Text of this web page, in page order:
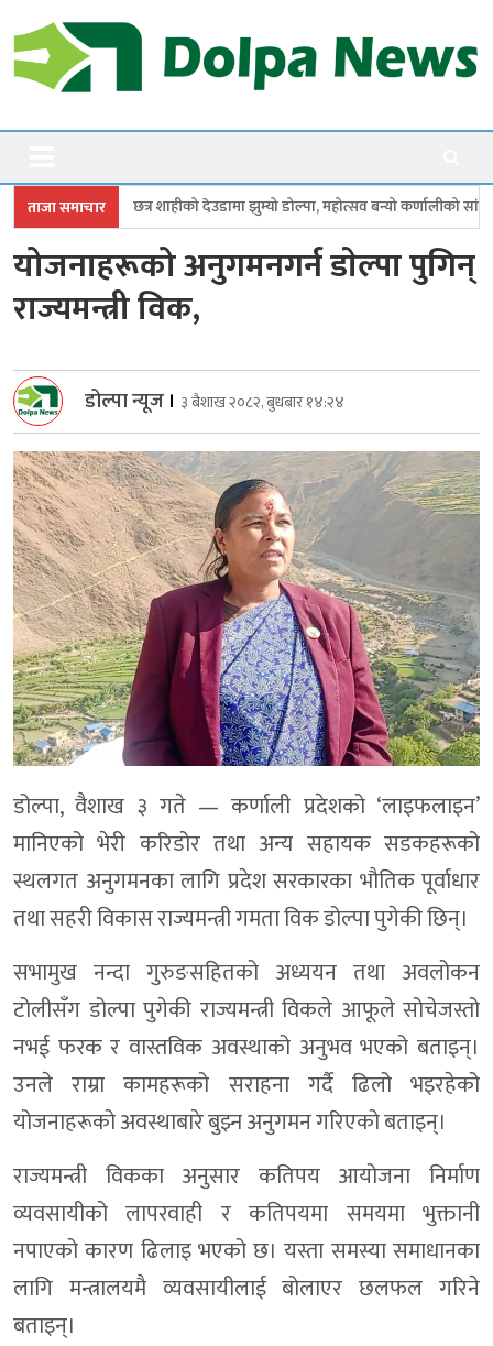
to
content
Dolpanews
ताजा समाचार
देउडामा झुम्यो डोल्पा, महोत्सव बन्यो कर्णालीको सांगीतिक उत्सव
योजनाहरूको अनुगमनगर्न डाेल्पा पुगिन्
राज्यमन्त्री विक,
डोल्पा न्यूज । ३ बैशाख २०८२, बुधबार १४:२४
डोल्पा, वैशाख ३ गते — कर्णाली प्रदेशको ‘लाइफलाइन’
मानिएको भेरी करिडोर तथा अन्य सहायक सडकहरूको
स्थलगत अनुगमनका लागि प्रदेश सरकारका भौतिक पूर्वाधार
तथा सहरी विकास राज्यमन्त्री गमता विक डोल्पा पुगेकी छिन्।
सभामुख नन्दा गुरुङसहितको अध्ययन तथा अवलोकन
टोलीसँग डोल्पा पुगेकी राज्यमन्त्री विकले आफूले सोचेजस्तो
नभई फरक र वास्तविक अवस्थाको अनुभव भएको बताइन्।
उनले राम्रा कामहरूको सराहना गर्दै ढिलो भइरहेको
योजनाहरूको अवस्थाबारे बुझ्न अनुगमन गरिएको बताइन्।
राज्यमन्त्री विकका अनुसार कतिपय आयोजना निर्माण
व्यवसायीको लापरवाही र कतिपयमा समयमा भुक्तानी
नपाएको कारण ढिलाइ भएको छ। यस्ता समस्या समाधानका
लागि मन्त्रालयमै व्यवसायीलाई बोलाएर छलफल गरिने
बताइन्।